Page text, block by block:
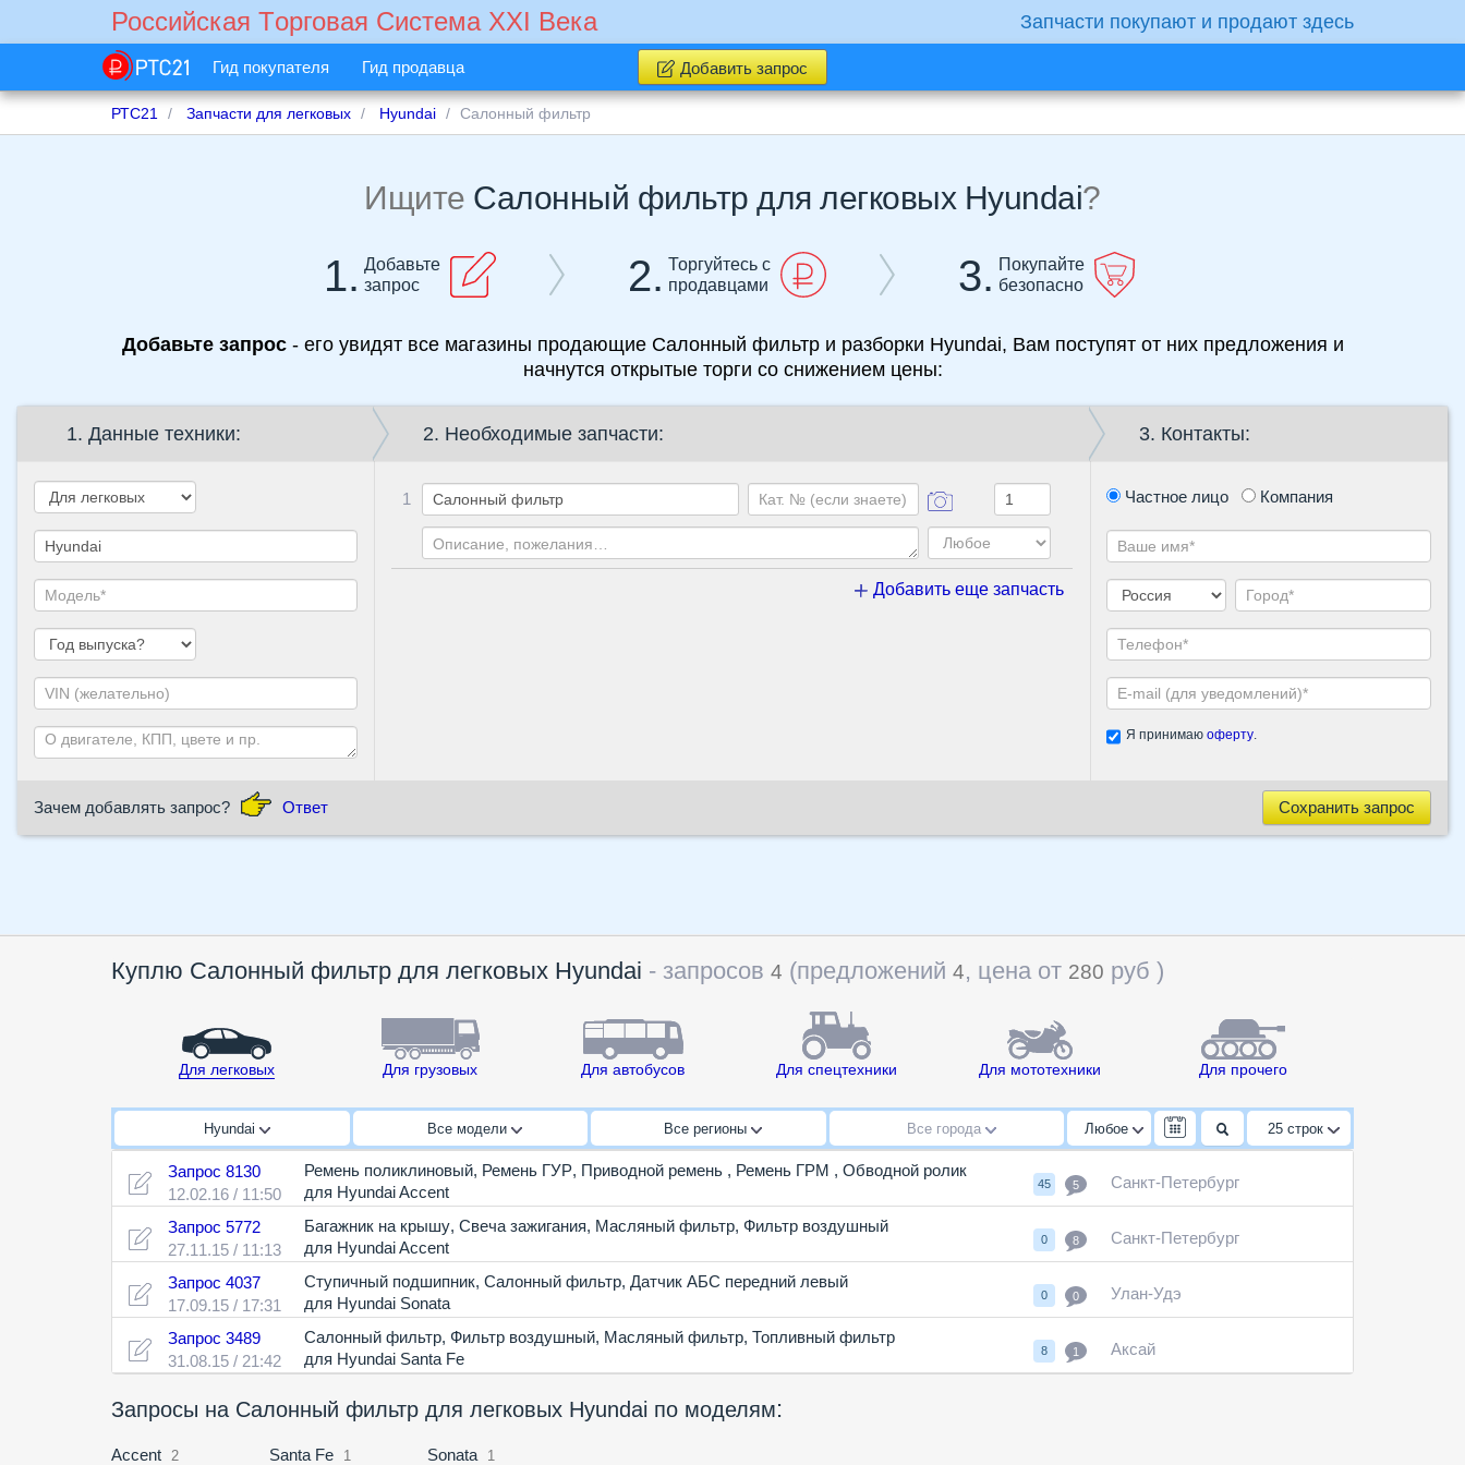
Российская Tорговая Cистема XXI Века Запчасти покупают и продают здесь
Гид покупателя Гид продавца Добавить запрос
РТС21 Запчасти для легковых Hyundai Салонный фильтр
Ищите Салонный фильтр для легковых Hyundai?
1. Добавьте
запрос
2. Торгуйтесь с
продавцами
3. Покупайте
безопасно
Добавьте запрос- его увидят все магазины продающие Салонный фильтр и разборки Hyundai, Вам поступят от них предложения и
начнутся открытые торги со снижением цены:
1. Данные техники: 2. Необходимые запчасти:
1
Добавить еще запчасть
3. Контакты:
Частное лицо Компания
Я принимаю оферту.
Зачем добавлять запрос? Ответ Сохранить запрос
Куплю Салонный фильтр для легковых Hyundai - запросов 4 (предложений 4, цена от 280 руб )
Для легковых Для грузовых Для автобусов Для спецтехники Для мототехники Для прочего
Hyundai Все модели Все регионы Все города Любое 25строк
Запрос 8130
12.02.16 / 11:50
Ремень поликлиновый, Ремень ГУР, Приводной ремень , Ремень ГРМ , Обводной ролик
для Hyundai Accent
45 5 Санкт-Петербург
Запрос 5772
27.11.15 / 11:13
Багажник на крышу, Свеча зажигания, Масляный фильтр, Фильтр воздушный
для Hyundai Accent
0 8 Санкт-Петербург
Запрос 4037
17.09.15 / 17:31
Ступичный подшипник, Салонный фильтр, Датчик АБС передний левый
для Hyundai Sonata
0 0 Улан-Удэ
Запрос 3489
31.08.15 / 21:42
Салонный фильтр, Фильтр воздушный, Масляный фильтр, Топливный фильтр
для Hyundai Santa Fe
8 1 Аксай
Запросы на Салонный фильтр для легковых Hyundai по моделям:
Accent 2 Santa Fe 1 Sonata 1